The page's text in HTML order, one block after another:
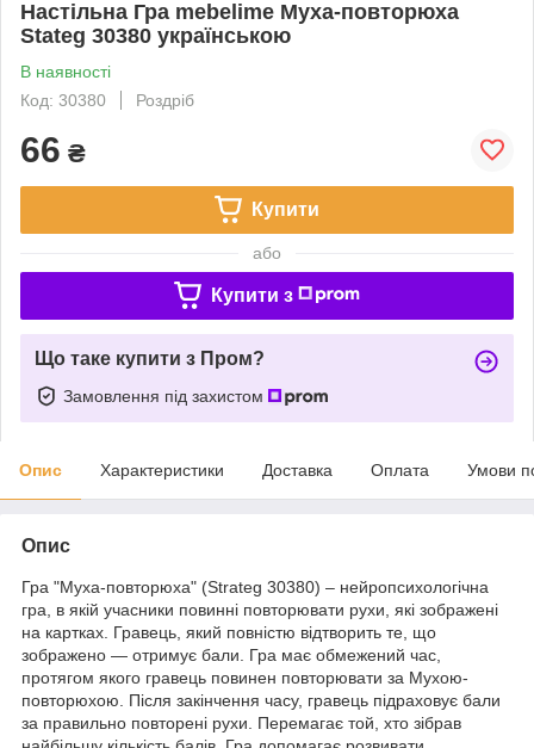
Настільна Гра mebelime Муха-повторюха
Stateg 30380 українською
В наявності
Код: 30380
Роздріб
66 ₴
Купити
або
Купити з
Що таке купити з Пром?
Замовлення під захистом
Опис Характеристики Доставка Оплата Умови
Опис
Гра "Муха-повторюха" (Strateg 30380) – нейропсихологічна
гра, в якій учасники повинні повторювати рухи, які зображені
на картках. Гравець, який повністю відтворить те, що
зображено — отримує бали. Гра має обмежений час,
протягом якого гравець повинен повторювати за Мухою-
повторюхою. Після закінчення часу, гравець підраховує бали
за правильно повторені рухи. Перемагає той, хто зібрав